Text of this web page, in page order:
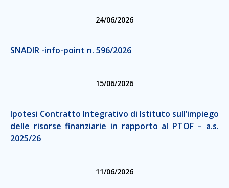
24/06/2026
SNADIR -info-point n. 596/2026
15/06/2026
Ipotesi Contratto Integrativo di Istituto sull’impiego
delle risorse finanziarie in rapporto al PTOF – a.s.
2025/26
11/06/2026